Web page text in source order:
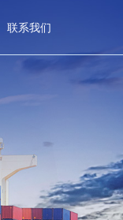
联系我们